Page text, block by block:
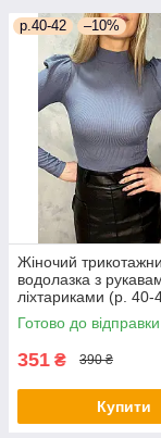
р.40-42 –10%
Жіночий
водолазка з
ліхтариками (р. 40-
1043183r
Готово до відправки
351 ₴ 390 ₴
Купити